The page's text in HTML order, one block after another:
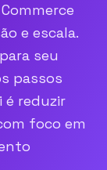
e escala.
seu
passos
é reduzir
foco em